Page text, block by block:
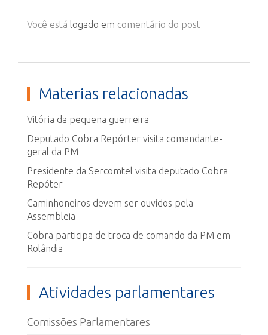
Você está logado em comentário do post
Materias relacionadas
Vitória da pequena guerreira
Deputado Cobra Repórter visita comandante-
geral da PM
Presidente da Sercomtel visita deputado Cobra
Repóter
Caminhoneiros devem ser ouvidos pela
Assembleia
Cobra participa de troca de comando da PM em
Rolândia
Atividades parlamentares
Comissões Parlamentares